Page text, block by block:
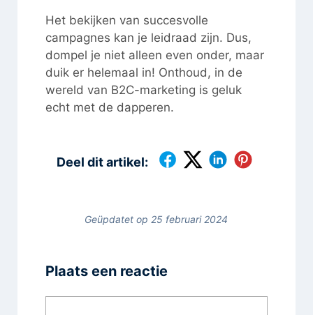
Het bekijken van succesvolle
campagnes kan je leidraad zijn. Dus,
dompel je niet alleen even onder, maar
duik er helemaal in! Onthoud, in de
wereld van B2C-marketing is geluk
echt met de dapperen.
Deel dit artikel:
Geüpdatet op 25 februari 2024
Plaats een reactie